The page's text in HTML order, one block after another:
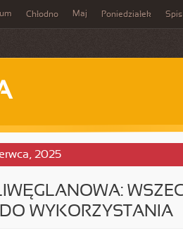
Chłodno Maj Poniedziałek Spis
2025
WYKORZYSTANIA